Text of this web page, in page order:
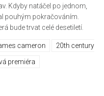
Kdyby natáčel po jednom,
pouhým pokračováním.
bude trvat celé desetiletí.
cameron 20th century
premiéra